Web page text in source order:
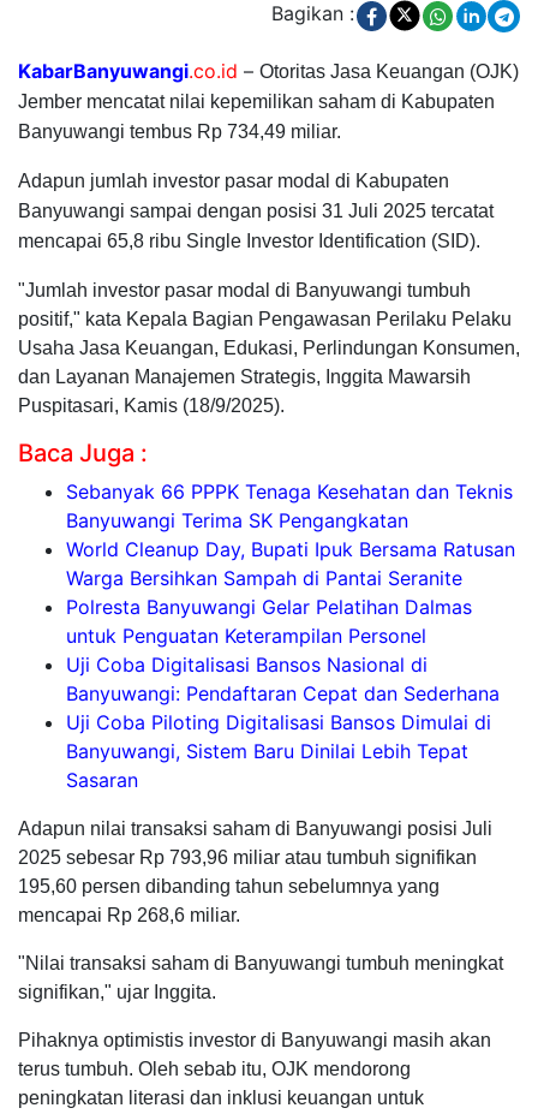
Bagikan :
KabarBanyuwangi.co.id – Otoritas Jasa Keuangan (OJK)
Jember mencatat nilai kepemilikan saham di Kabupaten
Banyuwangi tembus Rp 734,49 miliar.
Adapun jumlah investor pasar modal di Kabupaten
Banyuwangi sampai dengan posisi 31 Juli 2025 tercatat
mencapai 65,8 ribu Single Investor Identification (SID).
"Jumlah investor pasar modal di Banyuwangi tumbuh
positif," kata Kepala Bagian Pengawasan Perilaku Pelaku
Usaha Jasa Keuangan, Edukasi, Perlindungan Konsumen,
dan Layanan Manajemen Strategis, Inggita Mawarsih
Puspitasari, Kamis (18/9/2025).
Baca Juga :
Sebanyak 66 PPPK Tenaga Kesehatan dan Teknis
Banyuwangi Terima SK Pengangkatan
World Cleanup Day, Bupati Ipuk Bersama Ratusan
Warga Bersihkan Sampah di Pantai Seranite
Polresta Banyuwangi Gelar Pelatihan Dalmas
untuk Penguatan Keterampilan Personel
Uji Coba Digitalisasi Bansos Nasional di
Banyuwangi: Pendaftaran Cepat dan Sederhana
Uji Coba Piloting Digitalisasi Bansos Dimulai di
Banyuwangi, Sistem Baru Dinilai Lebih Tepat
Sasaran
Adapun nilai transaksi saham di Banyuwangi posisi Juli
2025 sebesar Rp 793,96 miliar atau tumbuh signifikan
195,60 persen dibanding tahun sebelumnya yang
mencapai Rp 268,6 miliar.
"Nilai transaksi saham di Banyuwangi tumbuh meningkat
signifikan," ujar Inggita.
Pihaknya optimistis investor di Banyuwangi masih akan
terus tumbuh. Oleh sebab itu, OJK mendorong
peningkatan literasi dan inklusi keuangan untuk